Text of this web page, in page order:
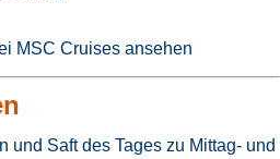
MSC Cruises ansehen
und Saft des Tages zu Mittag- und